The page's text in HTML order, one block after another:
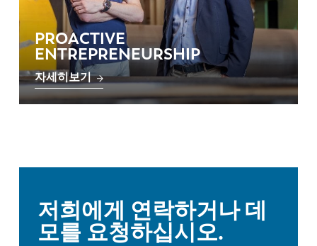
PROACTIVE
ENTREPRENEURSHIP
자세히보기
저희에게 연락하거나 데
모를 요청하십시오.